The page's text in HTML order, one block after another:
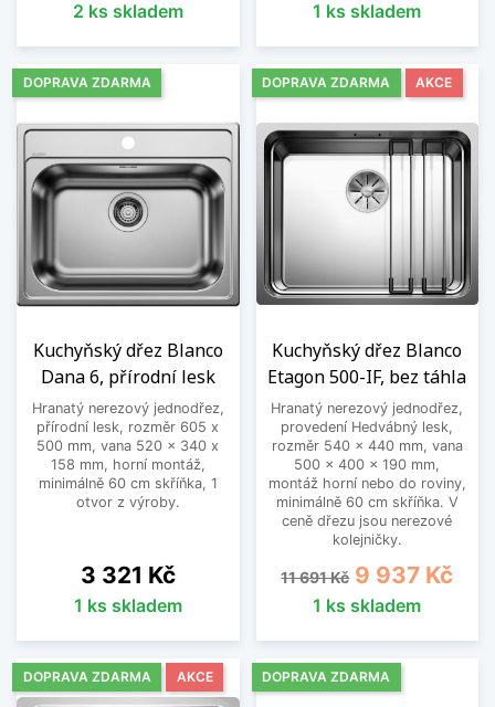
2 ks skladem 1 ks skladem
Kuchyňský dřez Blanco
Dana 6, přírodní lesk
Hranatý nerezový jednodřez,
přírodní lesk, rozměr 605 x
500 mm, vana 520 x 340 x
158 mm, horní montáž,
minimálně 60 cm skříňka, 1
otvor z výroby.
Cena
3 321 Kč
1 ks skladem
DOPRAVA ZDARMA
Kuchyňský dřez Blanco
Etagon 500-IF, bez táhla
Hranatý nerezový jednodřez,
provedení Hedvábný lesk,
rozměr 540 x 440 mm, vana
500 x 400 x 190 mm,
montáž horní nebo do roviny,
minimálně 60 cm skříňka. V
ceně dřezu jsou nerezové
kolejničky.
Běžná cena
11 691 Kč Cena
9 937 Kč
1 ks skladem
DOPRAVA ZDARMA AKCE
DOPRAVA ZDARMA AKCE DOPRAVA ZDARMA